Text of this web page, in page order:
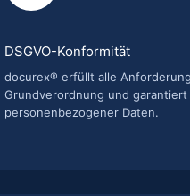
DSGVO-Konformität
docurex® erfüllt alle
Grundverordnung und
personenbezogener Daten.